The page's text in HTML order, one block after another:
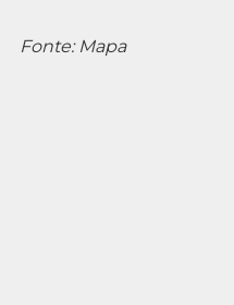
Fonte: Mapa